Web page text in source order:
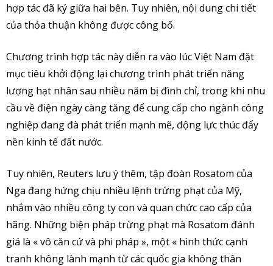
hợp tác đã ký giữa hai bên. Tuy nhiên, nội dung chi tiết
của thỏa thuận không được công bố.
Chương trình hợp tác này diễn ra vào lúc Việt Nam đặt
mục tiêu khởi động lại chương trình phát triển năng
lượng hạt nhân sau nhiều năm bị đình chỉ, trong khi nhu
cầu về điện ngày càng tăng để cung cấp cho ngành công
nghiệp đang đà phát triển mạnh mẽ, động lực thúc đẩy
nền kinh tế đất nước.
Tuy nhiên, Reuters lưu ý thêm, tập đoàn Rosatom của
Nga đang hứng chịu nhiều lệnh trừng phạt của Mỹ,
nhắm vào nhiều công ty con và quan chức cao cấp của
hãng. Những biện pháp trừng phạt mà Rosatom đánh
giá là « vô căn cứ và phi pháp », một « hình thức cạnh
tranh không lành mạnh từ các quốc gia không thân